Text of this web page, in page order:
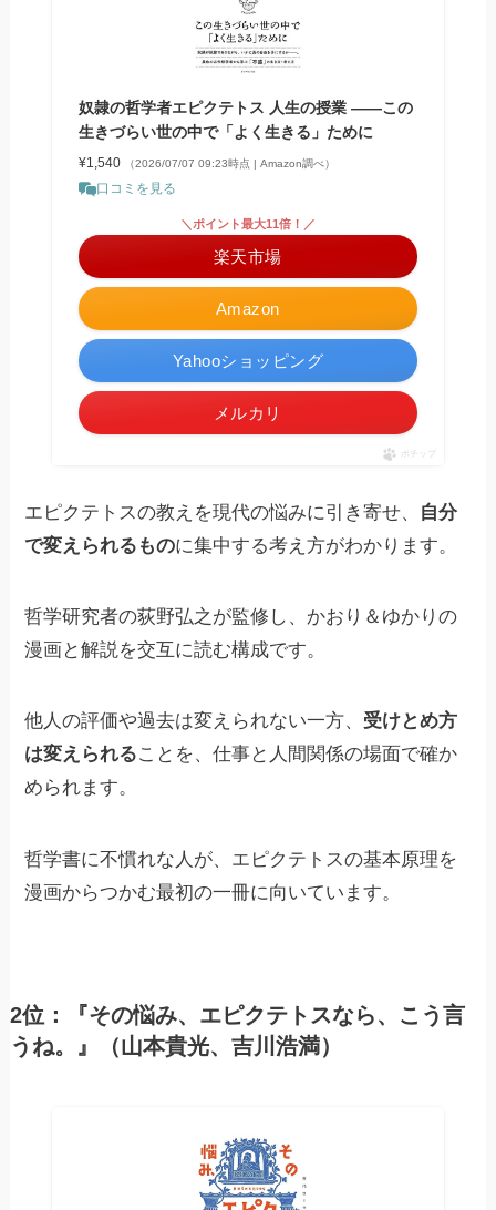
奴隷の哲学者エピクテトス 人生の授業 ――この
生きづらい世の中で「よく生きる」ために
¥1,540 （2026/07/07 09:23時点 | Amazon調べ）
口コミを見る
Amazon
＼ポイント最大11倍！／
楽天市場
Yahooショッピング
メルカリ
ポチップ
エピクテトスの教えを現代の悩みに引き寄せ、 自分
で変えられるものに集中する考え方がわかります。
哲学研究者の荻野弘之が監修し、かおり＆ゆかりの
漫画と解説を交互に読む構成です。
他人の評価や過去は変えられない一方、 受けとめ方
は変えられることを、仕事と人間関係の場面で確か
められます。
哲学書に不慣れな人が、エピクテトスの基本原理を
漫画からつかむ最初の一冊に向いています。
2位：『その悩み、エピクテトスなら、こう言
うね。』（山本貴光、吉川浩満）